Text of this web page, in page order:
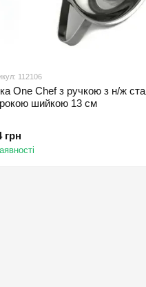
112106
One Chef з ручкою з н/ж
шийкою 13 см
грн